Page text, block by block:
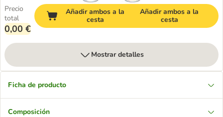
Precio
total
0,00 €
Añadir ambos a la
cesta
Añadir ambos a la
cesta
Mostrar detalles
Ficha de producto
Composición